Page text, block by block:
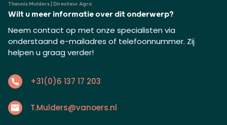
Theunis Mulders | Directeur Agro
Wilt u meer informatie over dit onderwerp?
Neem contact op met onze specialisten via
onderstaand e-mailadres of telefoonnummer. Zij
helpen u graag verder!
+31(0)6 137 17 203
T.Mulders@vanoers.nl